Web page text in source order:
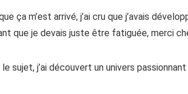
ça m’est arrivé, j’ai cru que j’avais
que je devais juste être fatiguée, merci
sujet, j’ai découvert un univers